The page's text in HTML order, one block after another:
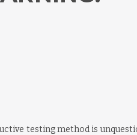
testing method is